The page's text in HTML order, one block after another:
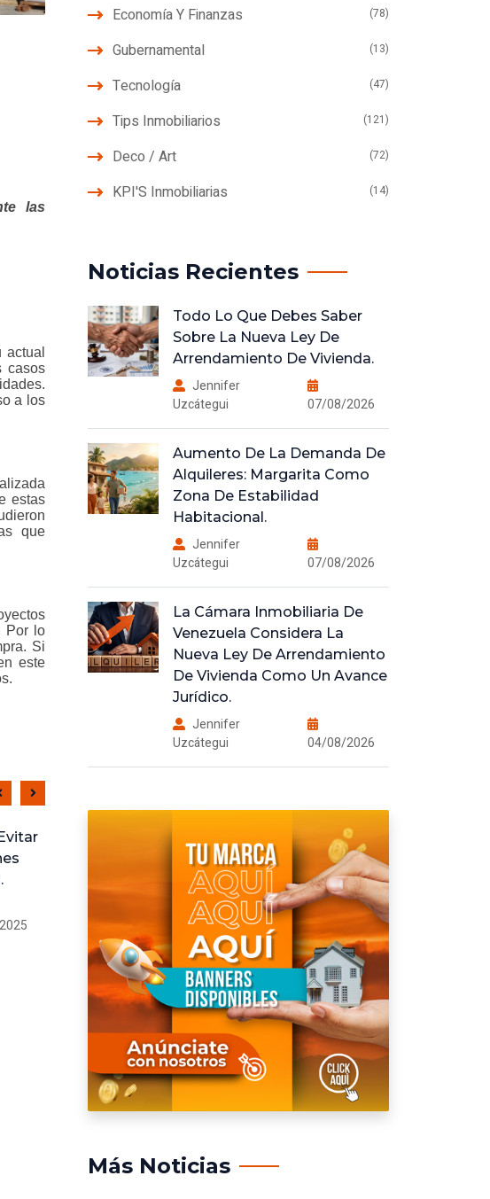
las
casos
a los
estas
que
Por lo
Si
este
La
Importancia De Invertir En
Bienes Raíces.
Jennifer
Uzcátegui
08/09/2025
Economía Y Finanzas (78)
Gubernamental (13)
Tecnología (47)
Tips Inmobiliarios (121)
Deco / Art (72)
KPI'S Inmobiliarias (14)
Noticias Recientes
Todo Lo Que Debes Saber
Sobre La Nueva Ley De
Arrendamiento De Vivienda.
Jennifer
Uzcátegui
07/08/2026
Aumento De La Demanda De
Alquileres: Margarita Como
Zona De Estabilidad
Habitacional.
Jennifer
Uzcátegui
07/08/2026
La Cámara Inmobiliaria De
Venezuela Considera La
Nueva Ley De Arrendamiento
De Vivienda Como Un Avance
Jurídico.
Jennifer
Uzcátegui
04/08/2026
Más Noticias